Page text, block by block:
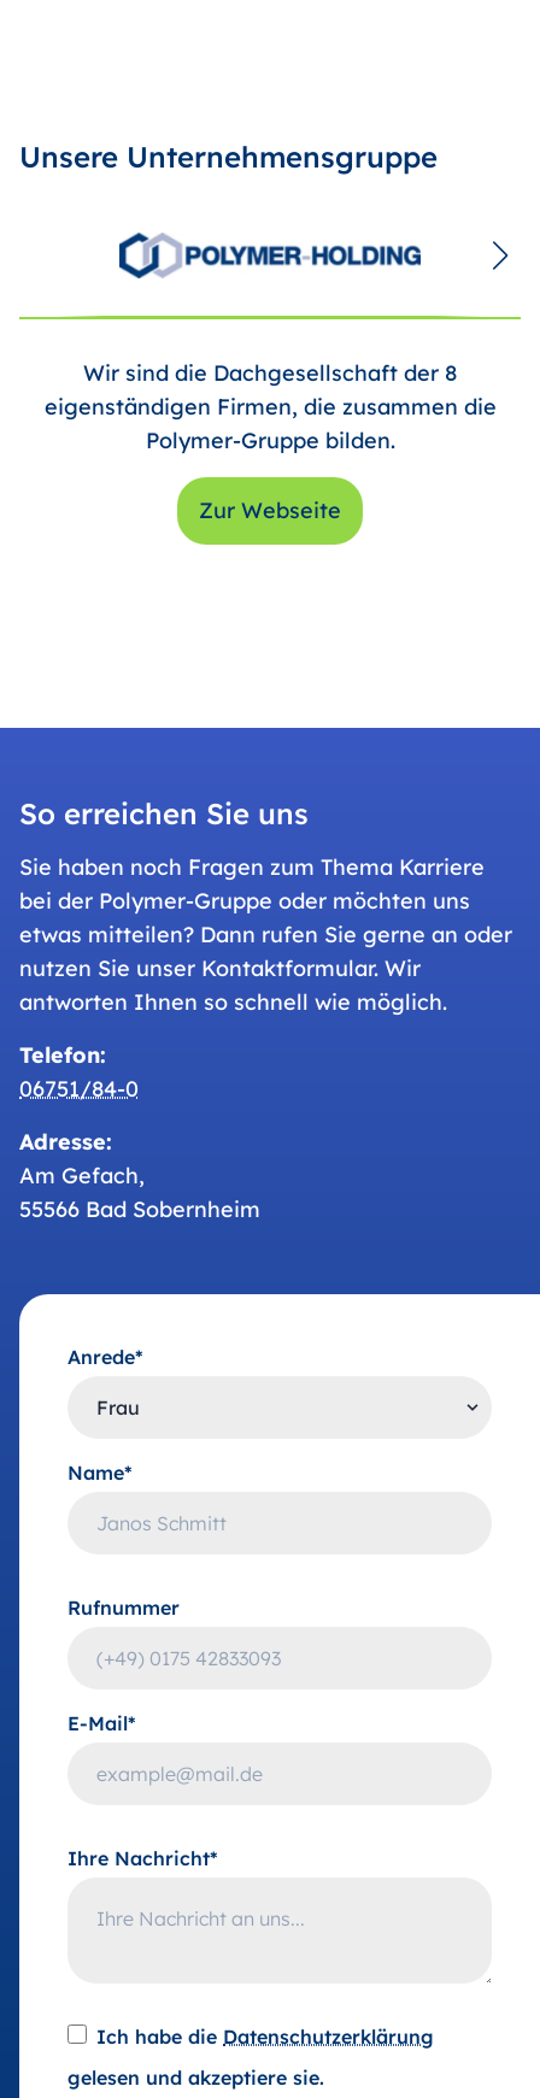
Unsere Unternehmensgruppe
Wir sind die Dachgesellschaft der 8
eigenständigen Firmen, die zusammen die
Polymer-Gruppe bilden.
Zur Webseite
So erreichen Sie uns
Sie haben noch Fragen zum Thema Karriere
bei der Polymer-Gruppe oder möchten uns
etwas mitteilen? Dann rufen Sie gerne an oder
nutzen Sie unser Kontaktformular. Wir
antworten Ihnen so schnell wie möglich.
Telefon:
06751/84-0
Adresse:
Am Gefach,
55566 Bad Sobernheim
Anrede*
Name*
Rufnummer
E-Mail*
Ihre Nachricht*
Ich habe die Datenschutzerklärung
gelesen und akzeptiere sie.